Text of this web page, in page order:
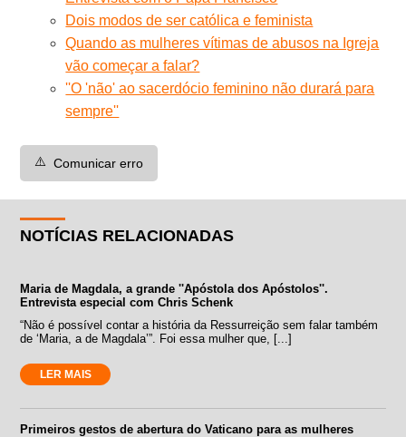
Dois modos de ser católica e feminista
Quando as mulheres vítimas de abusos na Igreja
vão começar a falar?
''O 'não' ao sacerdócio feminino não durará para
sempre''
⚠️ Comunicar erro
NOTÍCIAS RELACIONADAS
Maria de Magdala, a grande ''Apóstola dos Apóstolos''.
Entrevista especial com Chris Schenk
“Não é possível contar a história da Ressurreição sem falar também
de ‘Maria, a de Magdala’”. Foi essa mulher que, [...]
LER MAIS
Primeiros gestos de abertura do Vaticano para as mulheres